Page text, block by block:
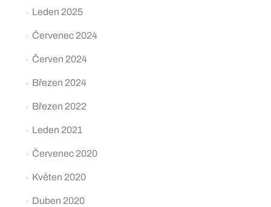
Leden 2025
Červenec 2024
Červen 2024
Březen 2024
Březen 2022
Leden 2021
Červenec 2020
Květen 2020
Duben 2020